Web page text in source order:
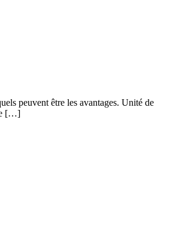
peuvent être les avantages. Unité de
[…]